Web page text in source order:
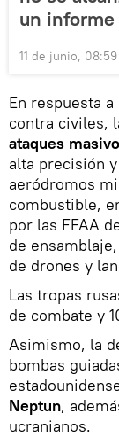
un informe
11 de junio,
En respuesta
contra civiles,
ataques
alta precisión
aeródromos
combustible,
por las FFAA
de
de drones y
Las tropas
de combate y
Asimismo, la
bombas
Neptun,
ucranianos.